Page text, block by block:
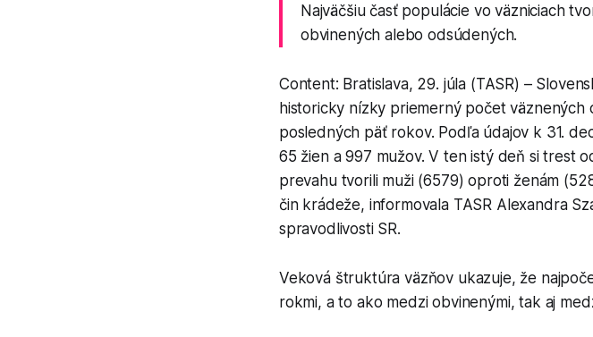
Najväčšiu časť populácie vo väzniciach
obvinených alebo odsúdených.
Content: Bratislava, 29. júla (TASR) –
historicky nízky priemerný počet
posledných päť rokov. Podľa údajov k 31.
65 žien a 997 mužov. V ten istý deň si trest
prevahu tvorili muži (6579) oproti ženám
čin krádeže, informovala TASR Alexandra
spravodlivosti SR.
Veková štruktúra väzňov ukazuje, že
rokmi, a to ako medzi obvinenými, tak aj